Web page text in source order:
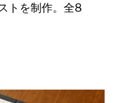
トを制作。全8